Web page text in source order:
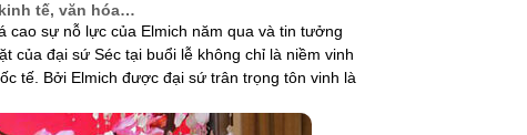
tế, văn hóa…
cao sự nỗ lực của Elmich năm qua và tin tưởng
của đại sứ Séc tại buổi lễ không chỉ là niềm vinh
tế. Bởi Elmich được đại sứ trân trọng tôn vinh là